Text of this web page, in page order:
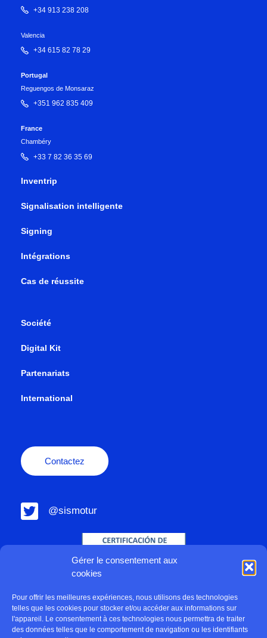
Gérer le consentement aux
cookies
Pour offrir les meilleures expériences, nous utilisons des technologies
telles que les cookies pour stocker et/ou accéder aux informations sur
l'appareil. Le consentement à ces technologies nous permettra de traiter
des données telles que le comportement de navigation ou les identifiants
+34 913 238 208
Valencia
+34 615 82 78 29
Portugal
Reguengos de Monsaraz
+351 962 835 409
France
Chambéry
+33 7 82 36 35 69
Inventrip
Signalisation intelligente
Signing
Intégrations
Cas de réussite
Société
Digital Kit
Partenariats
International
Contactez
@sismotur